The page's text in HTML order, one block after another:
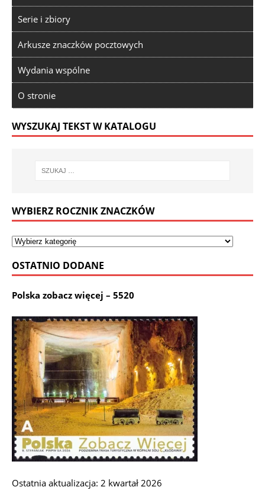
Serie i zbiory
Arkusze znaczków pocztowych
Wydania wspólne
O stronie
WYSZUKAJ TEKST W KATALOGU
WYBIERZ ROCZNIK ZNACZKÓW
OSTATNIO DODANE
Polska zobacz więcej – 5520
Ostatnia aktualizacja: 2 kwartał 2026